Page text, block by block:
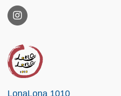
LonaLona 1010